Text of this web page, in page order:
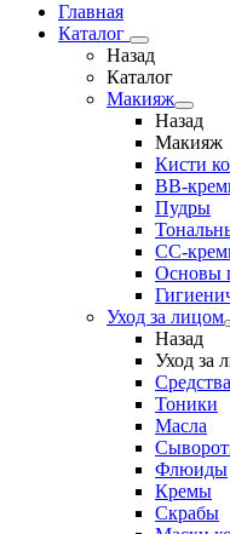
Главная
Каталог
Назад
Каталог
Макияж
Назад
Макияж
Кисти
BB-
Пудры
CC-
Основы
Уход за лицом
Назад
Уход за
Тоники
Масла
Флюиды
Кремы
Скрабы